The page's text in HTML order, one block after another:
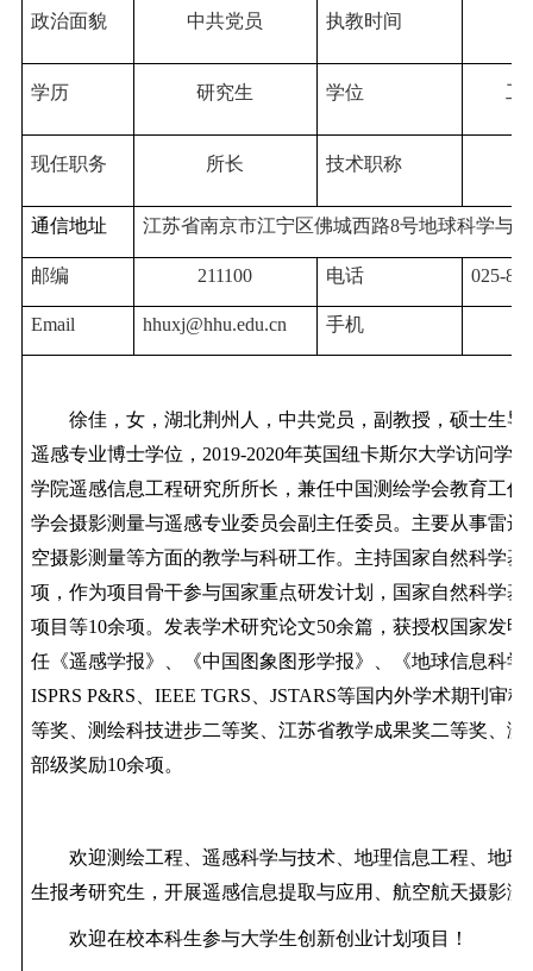
政治面貌 中共党员 执教时间
学历 研究生 学位 工
现任职务 所长 技术职称
通信地址 江苏省南京市江宁区佛城西路8号地球科学与
邮编 211100 电话 025-
Email hhuxj@hhu.edu.cn 手机
徐佳，女，湖北荆州人，中共党员，副教授，硕士生导
遥感专业博士学位， 2019-2020年英国纽卡斯尔大学访问学
学院遥感信息工程研究所所长，兼任中国测绘学会教育工
学会摄影测量与遥感专业委员会副主任委员。主要从事雷
空摄影测量等方面的教学与科研工作。主持国家自然科学
项，作为项目骨干参与国家重点研发计划，国家自然科学
项目等10余项。发表学术研究论文50余篇，获授权国家发明
任《遥感学报》、《中国图象图形学报》、《地球信息科
ISPRS P&RS
IEEE TGRS JSTARS等国内外学术期刊审
等奖、测绘科技进步二等奖、江苏省教学成果奖二等奖、
部级奖励10余项。
欢迎测绘工程、遥感科学与技术、地理信息工程、地
生报考研究生，开展遥感信息提取与应用、航空航天摄影
欢迎在校本科生参与大学生创新创业计划项目！